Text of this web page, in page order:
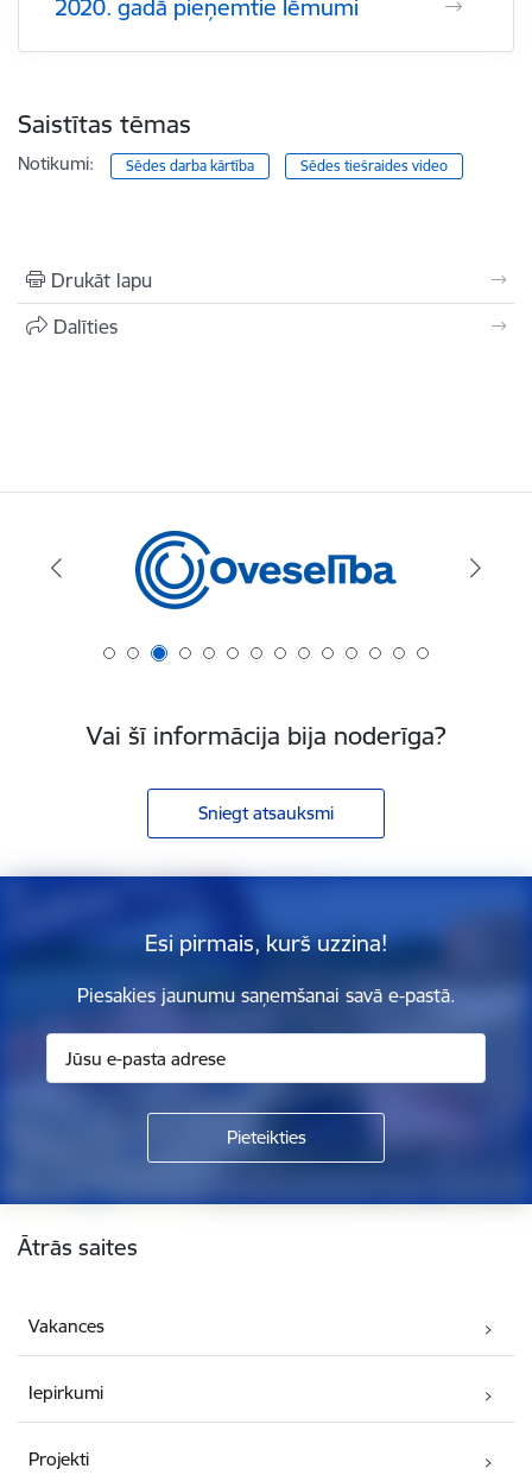
2020. gadā pieņemtie lēmumi
Saistītas tēmas
Notikumi: Sēdes darba kārtība Sēdes tiešraides video
Drukāt lapu
Dalīties
Vai šī informācija bija noderīga?
Sniegt atsauksmi
Esi pirmais, kurš uzzina!
Piesakies jaunumu saņemšanai savā e-pastā.
Ātrās saites
Vakances
Iepirkumi
Projekti